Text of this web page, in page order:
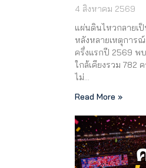
4 สิงหาคม 2569
แผ่นดินไหวกลายเ
หลังหลายเหตุการ
ครึ่งแรกปี 2569 พ
ใกล้เคียงรวม 782
ไม่…
Read More »